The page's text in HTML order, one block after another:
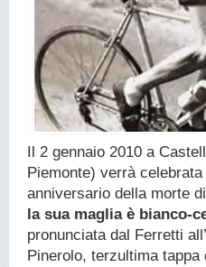
Il 2 gennaio 2010 a
Piemonte) verrà
anniversario della morte
la sua maglia è bianco-
pronunciata dal Ferretti
Pinerolo, terzultima tappa